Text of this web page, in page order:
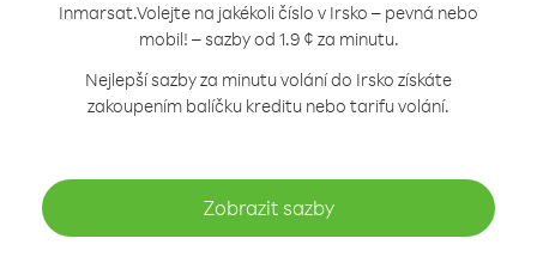
Inmarsat.Volejte na jakékoli číslo v Irsko – pevná nebo
mobil! – sazby od 1.9 ¢ za minutu.
Nejlepší sazby za minutu volání do Irsko získáte
zakoupením balíčku kreditu nebo tarifu volání.
Zobrazit sazby